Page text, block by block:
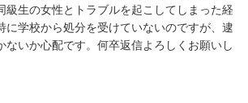
級生の女性とトラブルを起こしてしまった経
に学校から処分を受けていないのですが、逮
ないか心配です。何卒返信よろしくお願いし